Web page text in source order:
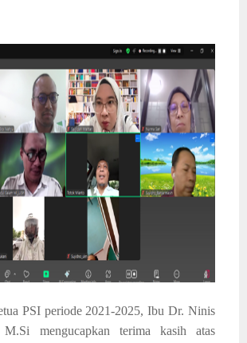
PSI periode 2021-2025, Ibu Dr. Ninis
mengucapkan terima kasih atas